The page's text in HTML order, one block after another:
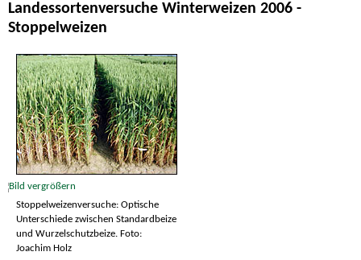
Landessortenversuche Winterweizen 2006 -
Stoppelweizen
Stoppelweizenversuche: Optische
Unterschiede zwischen Standardbeize
und Wurzelschutzbeize. Foto:
Joachim Holz